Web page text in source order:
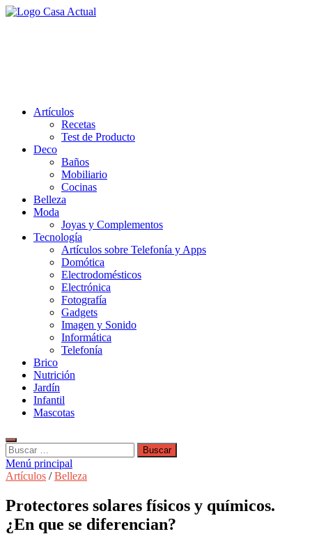
Saltar
Artículos
Recetas
Test de Producto
Deco
Baños
Mobiliario
Cocinas
Belleza
Moda
Joyas y Complementos
Tecnología
Artículos sobre Telefonía y Apps
Domótica
Electrodomésticos
Electrónica
Fotografía
Gadgets
Imagen y Sonido
Informática
Telefonía
Brico
Nutrición
Jardín
Infantil
Mascotas
Buscar:
Menú principal
Artículos /Belleza
Protectores solares físicos y químicos.
¿En que se diferencian?